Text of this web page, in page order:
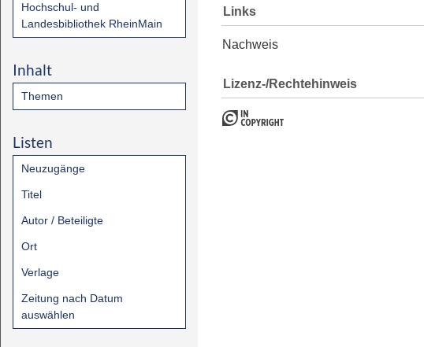
Hochschul- und
Landesbibliothek RheinMain
Inhalt
Themen
Listen
Neuzugänge
Titel
Autor / Beteiligte
Ort
Verlage
Zeitung nach Datum
auswählen
Links
Nachweis
Lizenz-/Rechtehinweis